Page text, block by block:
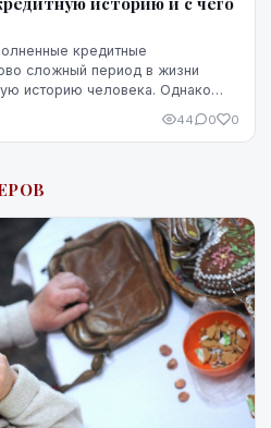
кредитные
сложный период в жизни
историю человека. Однако
историю можно
44 0 0